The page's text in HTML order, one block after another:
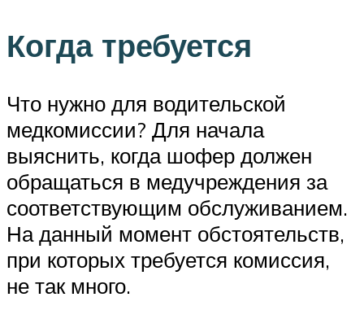
Когда требуется
Что нужно для водительской
медкомиссии? Для начала
выяснить, когда шофер должен
обращаться в медучреждения за
соответствующим обслуживанием.
На данный момент обстоятельств,
при которых требуется комиссия,
не так много.